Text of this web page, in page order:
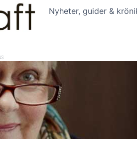
Nyheter, guider &